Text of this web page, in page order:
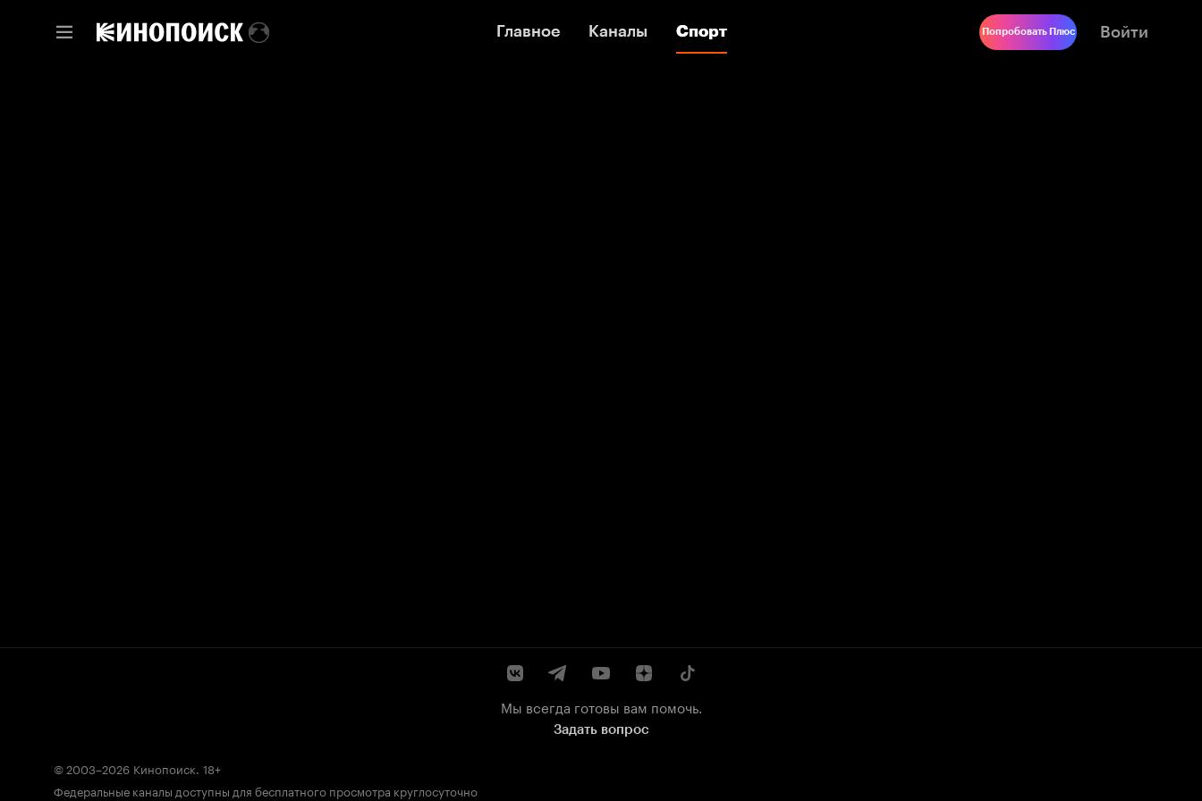
Главное Каналы Спорт
Главное Каналы Спорт Попробовать Плюс Войти
Мы всегда готовы вам помочь.
Задать вопрос
© 2003–2026 Кинопоиск. 18+
Федеральные каналы доступны для бесплатного просмотра круглосуточно